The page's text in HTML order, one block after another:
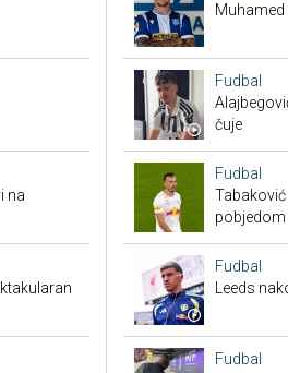
na
Fudbal
čuje
Fudbal
Fudbal
Leeds
Fudbal